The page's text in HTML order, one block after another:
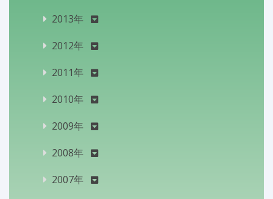
2013年
2012年
2011年
2010年
2009年
2008年
2007年